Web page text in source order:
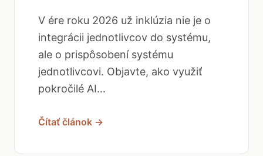
V ére roku 2026 už inklúzia nie je o
integrácii jednotlivcov do systému,
ale o prispôsobení systému
jednotlivcovi. Objavte, ako využiť
pokročilé AI...
Čítať článok →